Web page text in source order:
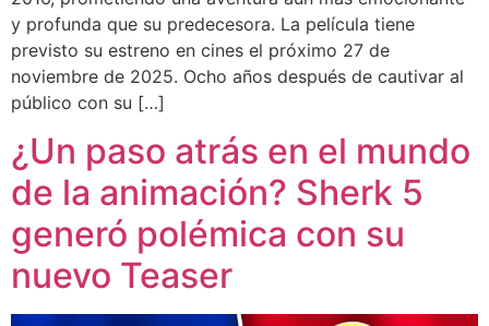
y profunda que su predecesora. La película tiene
previsto su estreno en cines el próximo 27 de
noviembre de 2025. Ocho años después de cautivar al
público con su […]
¿Un paso atrás en el mundo
de la animación? Sherk 5
generó polémica con su
nuevo Teaser